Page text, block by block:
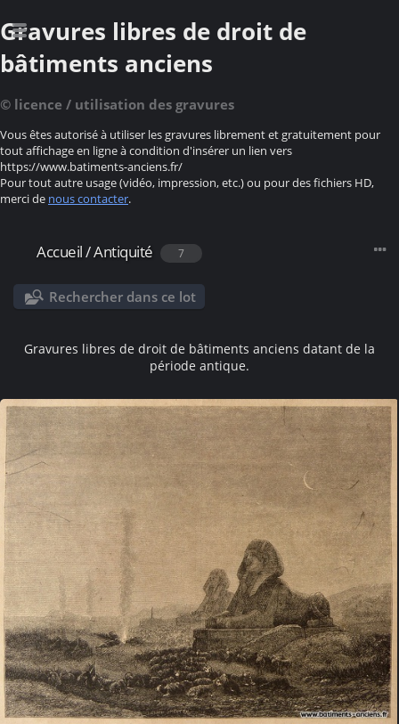
Gravures libres de droit de
bâtiments anciens
© licence / utilisation des gravures
Vous êtes autorisé à utiliser les gravures librement et gratuitement pour
tout affichage en ligne à condition d'insérer un lien vers
https://www.batiments-anciens.fr/
Pour tout autre usage (vidéo, impression, etc.) ou pour des fichiers HD,
merci de nous contacter.
Accueil/Antiquité 7
Rechercher dans ce lot
Gravures libres de droit de bâtiments anciens datant de la
période antique.